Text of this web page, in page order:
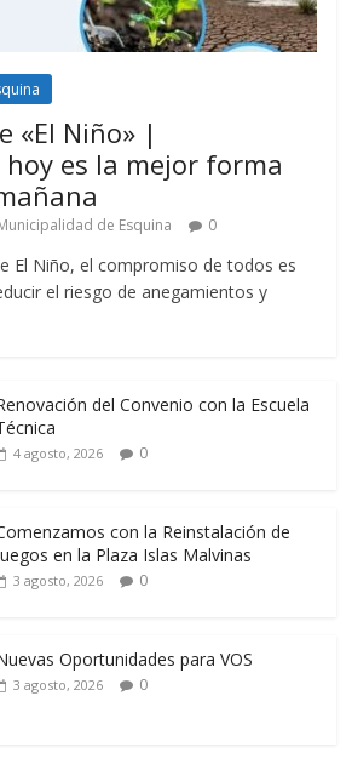
«El Niño» |
es la mejor forma
de Esquina 0
El Niño, el compromiso de todos es
el riesgo de anegamientos y
del Convenio con la Escuela
4 agosto, 2026 0
con la Reinstalación de
en la Plaza Islas Malvinas
3 agosto, 2026 0
Oportunidades para VOS
3 agosto, 2026 0